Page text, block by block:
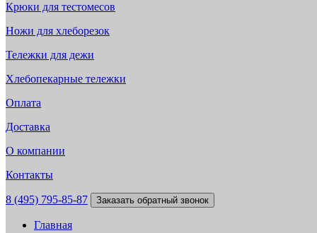
Крюки для тестомесов
Ножи для хлеборезок
Тележки для дежи
Хлебопекарные тележки
Оплата
Доставка
О компании
Контакты
8 (495) 795-85-87 Заказать обратный звонок
Главная